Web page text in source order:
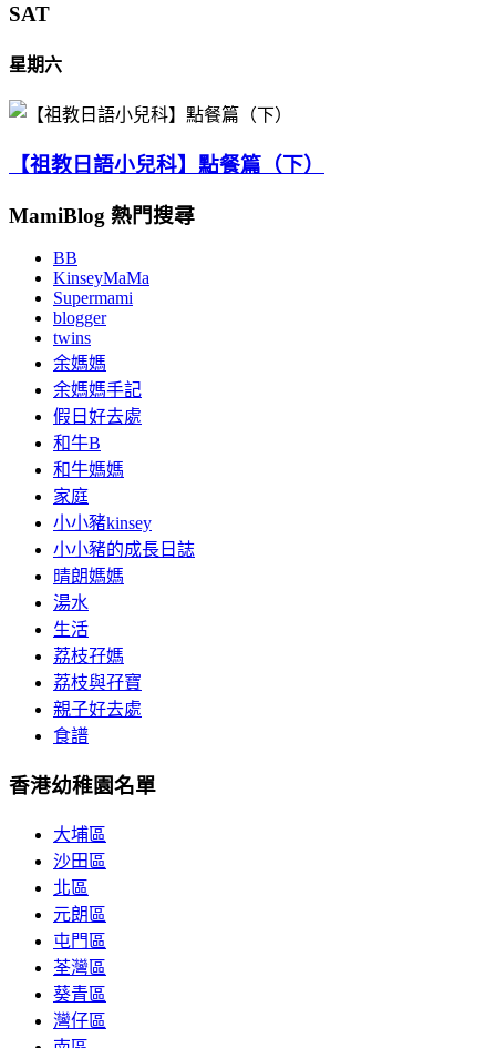
SAT
星期六
【祖教日語小兒科】點餐篇（下）
MamiBlog 熱門搜尋
BB
KinseyMaMa
Supermami
blogger
twins
余媽媽
余媽媽手記
假日好去處
和牛B
和牛媽媽
家庭
小小豬kinsey
小小豬的成長日誌
晴朗媽媽
湯水
生活
荔枝孖媽
荔枝與孖寶
親子好去處
食譜
香港幼稚園名單
大埔區
沙田區
北區
元朗區
屯門區
荃灣區
葵青區
灣仔區